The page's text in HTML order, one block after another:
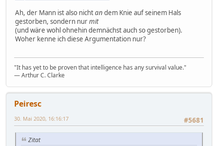
Ah, der Mann ist also nichtan dem Knie auf seinem Hals
gestorben, sondern nurmit
(und wäre wohl ohnehin demnächst auch so gestorben).
Woher kenne ich diese Argumentation nur?
"It has yet to be proven that intelligence has any survival value."
― Arthur C. Clarke
Peiresc
#5681
30. Mai 2020, 16:16:17
Zitat